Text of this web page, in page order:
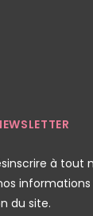
à tout
du site.